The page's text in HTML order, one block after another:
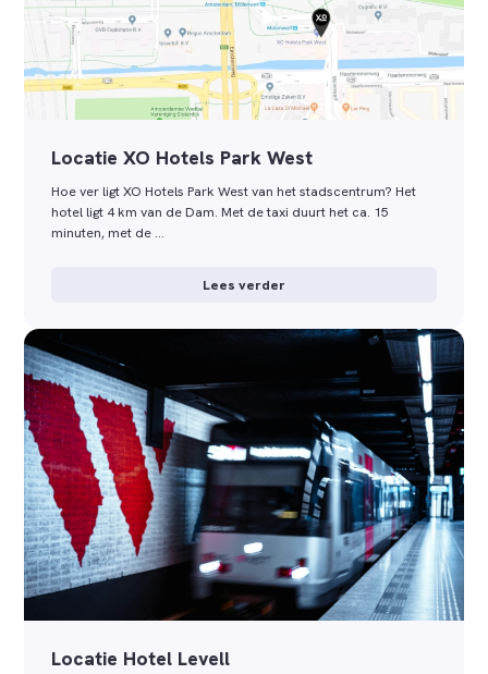
Locatie XO Hotels Park West
Hoe ver ligt XO Hotels Park West van het stadscentrum? Het
hotel ligt 4 km van de Dam. Met de taxi duurt het ca. 15
minuten, met de …
Lees verder
Locatie Hotel Levell